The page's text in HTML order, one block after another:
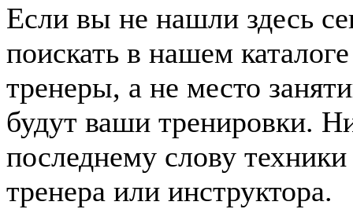
Если вы не нашли здесь
поискать в нашем
тренеры, а не место
будут ваши тренировки.
последнему слову
тренера или инструктора.